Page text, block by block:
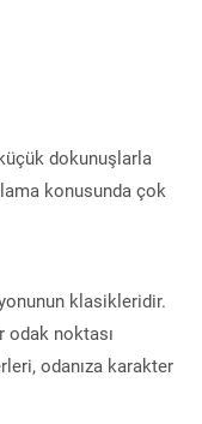
dokunuşlarla
konusunda çok
klasikleridir.
odak noktası
odanıza karakter